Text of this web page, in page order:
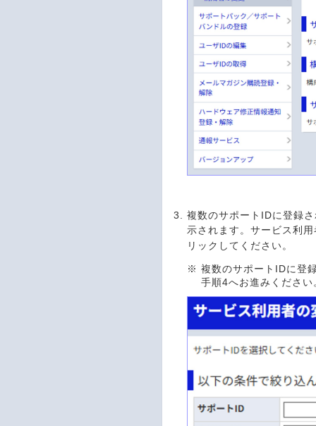
複数のサポートIDに登録
示されます。サービス利
リックしてください。
※ 複数のサポートIDに登
手順4へお進みください